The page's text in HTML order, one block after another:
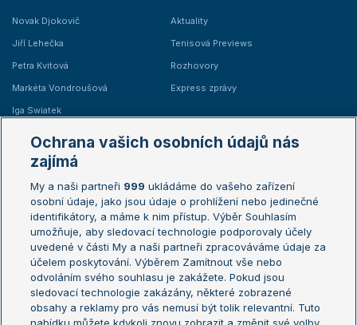
Novak Djokovič
Jiří Lehečka
Petra Kvitová
Markéta Vondroušová
Iga Swiatek
Aktuality
Tenisová Previews
Rozhovory
Express zprávy
Žebříčky
Žebříček ATP (muži)
Žebříček WTA (ženy)
Sázkařský žebříček
Australian Open
French Open
Wimbledon
US Open
Turnaj mistrů
Turnaj mistryň
Ochrana vašich osobních údajů nás
zajímá
My a naši partneři 999 ukládáme do vašeho zařízení
osobní údaje, jako jsou údaje o prohlížení nebo jedinečné
identifikátory, a máme k nim přístup. Výběr Souhlasím
umožňuje, aby sledovací technologie podporovaly účely
uvedené v části My a naši partneři zpracováváme údaje za
účelem poskytování. Výběrem Zamítnout vše nebo
odvoláním svého souhlasu je zakážete. Pokud jsou
sledovací technologie zakázány, některé zobrazené
obsahy a reklamy pro vás nemusí být tolik relevantní. Tuto